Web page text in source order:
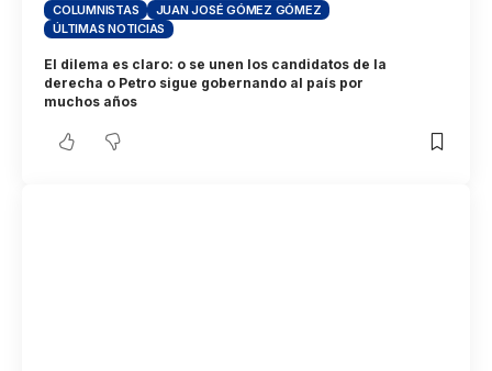
COLUMNISTAS
JUAN JOSÉ GÓMEZ GÓMEZ
ÚLTIMAS NOTICIAS
El dilema es claro: o se unen los candidatos de la
derecha o Petro sigue gobernando al país por
muchos años